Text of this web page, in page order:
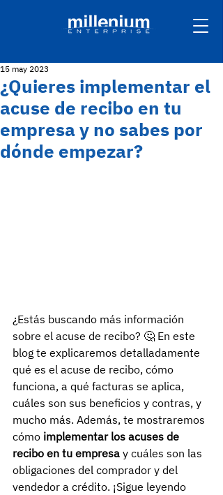
¿Quieres implementar el
acuse de recibo en tu
empresa y no sabes por
dónde empezar?
15 may 2023
¿Estás buscando más información
sobre el acuse de recibo? 🤔 En este
blog te explicaremos detalladamente
qué es el acuse de recibo, cómo
funciona, a qué facturas se aplica,
cuáles son sus beneficios y contras, y
mucho más. Además, te mostraremos
cómo implementar los acuses de
recibo en tu empresa y cuáles son las
obligaciones del comprador y del
vendedor a crédito. ¡Sigue leyendo